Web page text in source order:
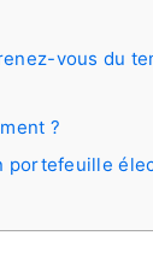
vous du
?
portefeuille